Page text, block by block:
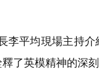
平均現場主持
了英模精神的深刻